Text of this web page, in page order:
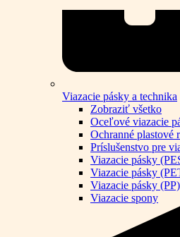
Viazacie pásky a technika
Zobraziť všetko
Oceľové viazacie
Ochranné plastové
Príslušenstvo pre
Viazacie pásky
Viazacie pásky
Viazacie pásky (PP)
Viazacie spony